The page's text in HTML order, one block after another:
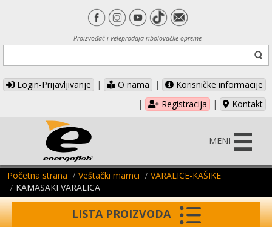
Proizvođač i veleprodaja ribolovačke opreme
Login-Prijavljivanje | O nama |
Korisničke informacije
|
Registracija | Kontakt
MENI
Početna strana Veštački mamci
VARALICE-KAŠIKE
KAMASAKI VARALICA
LISTA PROIZVODA